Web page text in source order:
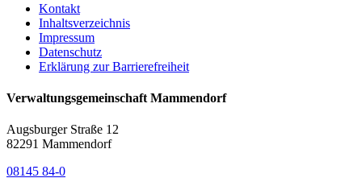
Kontakt
Inhaltsverzeichnis
Impressum
Datenschutz
Erklärung zur Barrierefreiheit
Verwaltungsgemeinschaft Mammendorf
Augsburger Straße 12
82291 Mammendorf
08145 84-0